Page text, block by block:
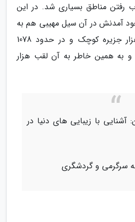
رفتن مناطق بسیاری شد. در این
آمدنش در آن سیل مهیبی هم به
وجود آمد، نزیک به هزار جزیره کوچک و در حدود 1078
و به همین خاطر به آن لقب هزار
آشنایی با زیبایی های دنیا در
سرگرمی و گردشگری